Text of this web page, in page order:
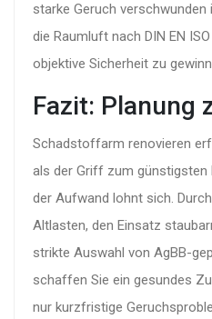
starke Geruch
die Raumluft nach DIN EN
objektive Sicherheit zu
Fazit: Planung
Schadstoffarm renovieren
als der Griff zum günstigsten
der Aufwand lohnt sich.
Altlasten, den Einsatz
strikte Auswahl von AgBB-
schaffen Sie ein gesundes
nur kurzfristige